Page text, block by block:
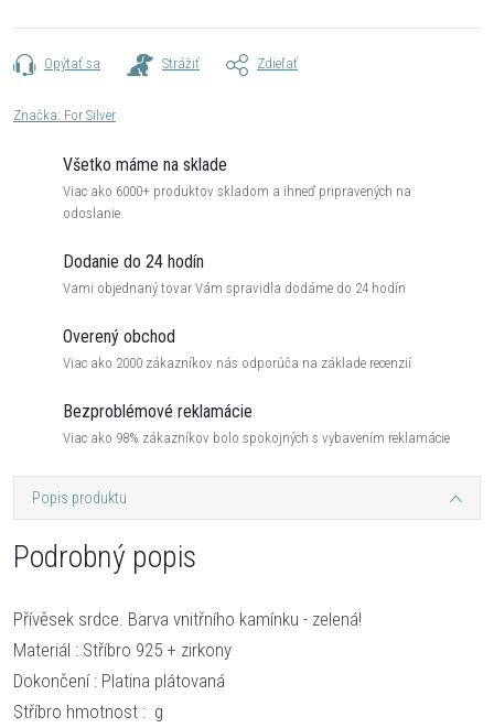
Opýtať sa Strážiť Zdieľať
Značka: For Silver
Všetko máme na sklade
Viac ako 6000+ produktov skladom a ihneď pripravených na
odoslanie
Dodanie do 24 hodín
Vami objednaný tovar Vám spravidla dodáme do 24 hodín
Overený obchod
Viac ako 2000 zákazníkov nás odporúča na základe recenzií
Bezproblémové reklamácie
Viac ako 98% zákazníkov bolo spokojných s vybavením reklamácie
Popis produktu
Podrobný popis
Přívěsek srdce. Barva vnitřního kamínku - zelená!
Materiál : Stříbro 925 + zirkony
Dokončení : Platina plátovaná
Stříbro hmotnost : g